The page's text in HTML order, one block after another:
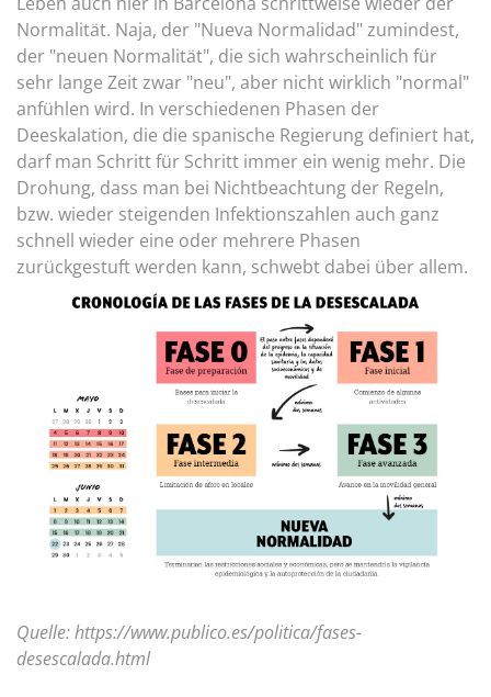
Normalität. Naja, der "Nueva Normalidad" zumindest,
der "neuen Normalität", die sich wahrscheinlich für
sehr lange Zeit zwar "neu", aber nicht wirklich "normal"
anfühlen wird. In verschiedenen Phasen der
Deeskalation, die die spanische Regierung definiert hat,
darf man Schritt für Schritt immer ein wenig mehr. Die
Drohung, dass man bei Nichtbeachtung der Regeln,
bzw. wieder steigenden Infektionszahlen auch ganz
schnell wieder eine oder mehrere Phasen
zurückgestuft werden kann, schwebt dabei über allem.
Quelle: https://www.publico.es/politica/fases-
desescalada.html